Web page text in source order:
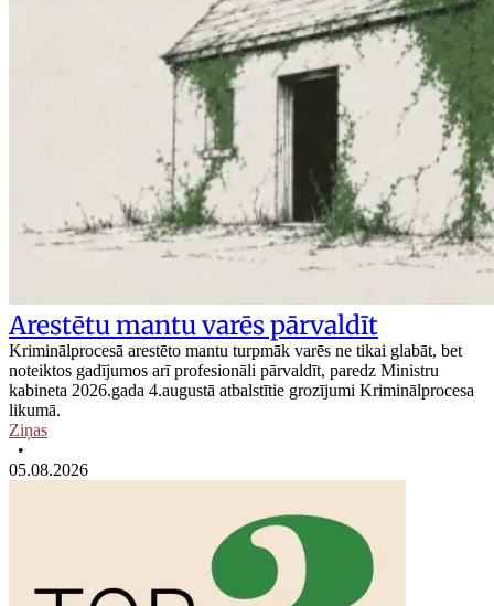
Arestētu mantu varēs pārvaldīt
Kriminālprocesā arestēto mantu turpmāk varēs ne tikai glabāt, bet
noteiktos gadījumos arī profesionāli pārvaldīt, paredz Ministru
kabineta 2026.gada 4.augustā atbalstītie grozījumi Kriminālprocesa
likumā.
Ziņas
•
05.08.2026